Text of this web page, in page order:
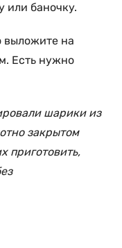
или баночку.
выложите на
Есть нужно
шарики из
закрытом
приготовить,